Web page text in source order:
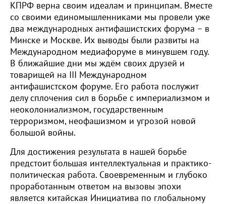
КПРФ верна своим идеалам и принципам. Вместе
со своими единомышленниками мы провели уже
два международных антифашистских форума – в
Минске и Москве. Их выводы были развиты на
Международном медиафоруме в минувшем году.
В ближайшие дни мы ждём своих друзей и
товарищей на III Международном
антифашистском форуме. Его работа послужит
делу сплочения сил в борьбе с империализмом и
неоколониализмом, государственным
терроризмом, неофашизмом и угрозой новой
большой войны.
Для достижения результата в нашей борьбе
предстоит большая интеллектуальная и практико-
политическая работа. Своевременным и глубоко
проработанным ответом на вызовы эпохи
является китайская Инициатива по глобальному